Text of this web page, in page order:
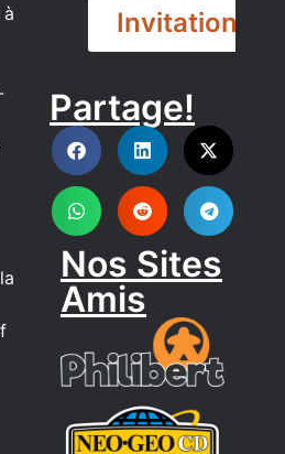
Invitation
DISCORD
Partage!
Nos Sites
Amis